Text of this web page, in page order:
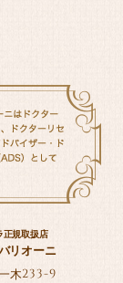
正規取扱店
リオーニ
木233-9